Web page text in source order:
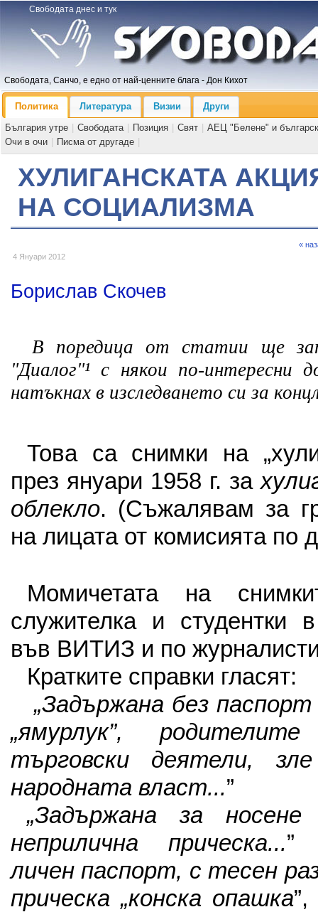
Свободата днес и тук
Свободата, Санчо, е едно от най-ценните блага - Дон Кихот
Политика Литература Визии
Други
България утре
Свободата Позиция Свят
АЕЦ "Белене" и
Очи в очи
Писма от другаде
ХУЛИГАНСКАТА
НА СОЦИАЛИЗМА
4 Януари 2012
«
Борислав Скочев
В поредица от статии ще
"Диалог"¹ с някои по-интересни
натъкнах в изследването си за
Това са снимки на
през януари 1958 г. за
облекло. (Съжалявам за
на лицата от комисията по
Момичетата на
служителка и студентки
във ВИТИЗ и по
Кратките справки гласят:
„Задържана без
„ямурлук”,
търговски деятели,
народната власт...”
„Задържана за носене
неприлична прическа...”
личен паспорт, с тесен
прическа „конска опашка”,